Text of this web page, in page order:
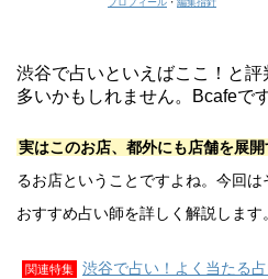
プロフィール ・ 編集指針
渋谷で占いといえばここ！と
多いかもしれません。Bcafeです
実はこのお店、都外にも店舗を展開
るお店ということですよね。今回は
おすすめ占い師を詳しく解説します。
関連特集
渋谷で占い！よく当たる